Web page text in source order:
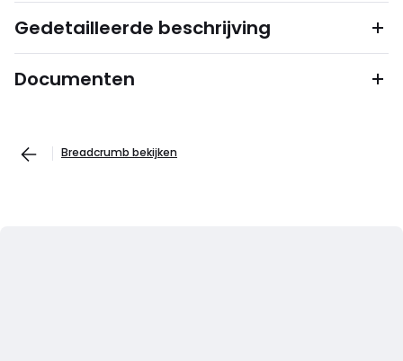
Gedetailleerde beschrijving
Documenten
Breadcrumb bekijken